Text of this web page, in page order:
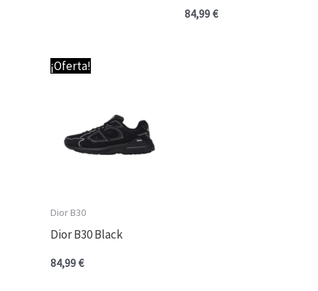
84,99€
¡Oferta!
Dior B30
Dior B30 Black
84,99€